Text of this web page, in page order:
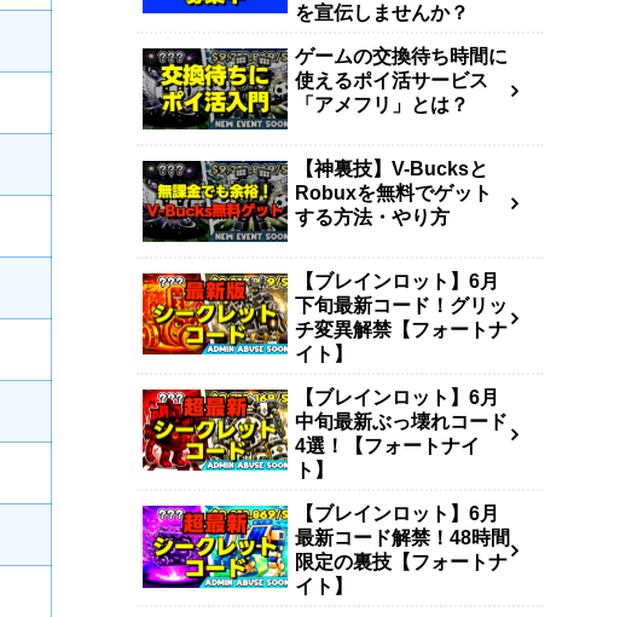
を宣伝しませんか？
ゲームの交換待ち時間に
使えるポイ活サービス
「アメフリ」とは？
【神裏技】V-Bucksと
Robuxを無料でゲット
する方法・やり方
【ブレインロット】6月
下旬最新コード！グリッ
チ変異解禁【フォートナ
イト】
【ブレインロット】6月
中旬最新ぶっ壊れコード
4選！【フォートナイ
ト】
【ブレインロット】6月
最新コード解禁！48時間
限定の裏技【フォートナ
イト】